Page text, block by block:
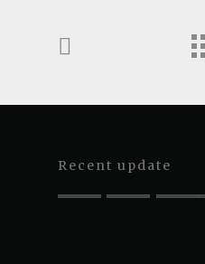
Recent update